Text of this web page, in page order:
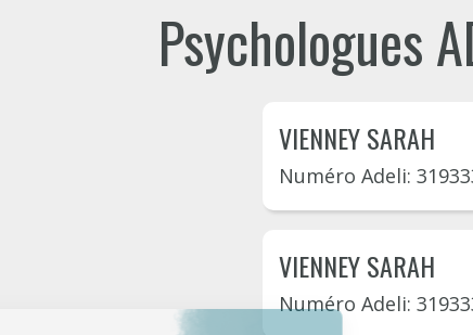
Psychologues
VIENNEY SARAH
Numéro Adeli:
VIENNEY SARAH
Numéro Adeli: